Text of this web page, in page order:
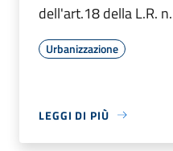
dell'art.18 della L.R.
Urbanizzazione
LEGGI DI PIÙ